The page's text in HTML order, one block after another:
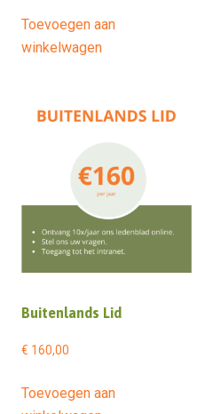
Toevoegen aan
winkelwagen
Buitenlands Lid
€ 160,00
Toevoegen aan